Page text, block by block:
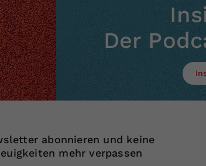
Der
abonnieren und keine
mehr verpassen
vorgenommen Einstellungen, falls der
Betreiber dies eingestellt hat.